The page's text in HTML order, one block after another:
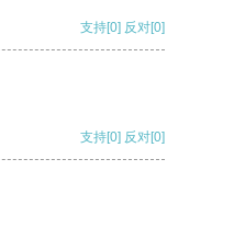
支持[0] 反对[0]
支持[0] 反对[0]